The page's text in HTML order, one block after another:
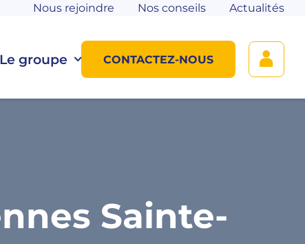
Le groupe
Nous rejoindre Nos conseils Actualités
CONTACTEZ-NOUS
Sainte-